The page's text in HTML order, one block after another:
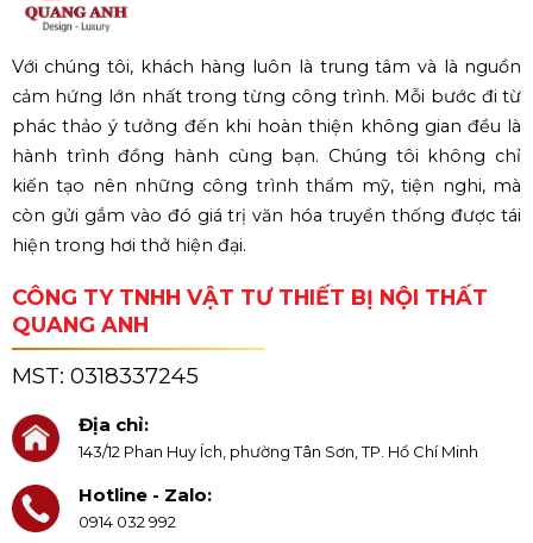
Với chúng tôi, khách hàng luôn là trung tâm và là nguồn
cảm hứng lớn nhất trong từng công trình. Mỗi bước đi từ
phác thảo ý tưởng đến khi hoàn thiện không gian đều là
hành trình đồng hành cùng bạn. Chúng tôi không chỉ
kiến tạo nên những công trình thẩm mỹ, tiện nghi, mà
còn gửi gắm vào đó giá trị văn hóa truyền thống được tái
hiện trong hơi thở hiện đại.
CÔNG TY TNHH VẬT TƯ THIẾT BỊ NỘI THẤT
QUANG ANH
MST: 0318337245
Địa chỉ:
143/12 Phan Huy Ích, phường Tân Sơn, TP. Hồ Chí Minh
Hotline - Zalo:
0914 032 992